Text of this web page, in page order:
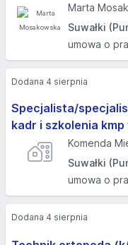
Marta
Suwałki
umowa o
Specjalista/
kadr i szkolenia kmp
Komenda
Suwałki
umowa o
Dodana 4 sierpnia
Dodana 4 sierpnia